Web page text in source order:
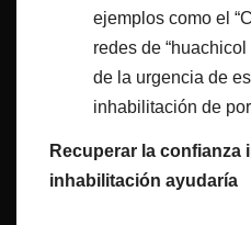
ejemplos como el
redes de
de la urgencia de
inhabilitación de
Recuperar la confianza
inhabilitación ayudaría